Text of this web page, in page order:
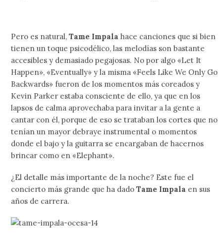
Pero es natural,Tame Impala hace canciones que si bien
tienen un toque psicodélico, las melodías son bastante
accesibles y demasiado pegajosas. No por algo «Let It
Happen», «Eventually» y la misma «Feels Like We Only Go
Backwards» fueron de los momentos más coreados y
Kevin Parker estaba consciente de ello, ya que en los
lapsos de calma aprovechaba para invitar a la gente a
cantar con él, porque de eso se trataban los cortes que no
tenían un mayor debraye instrumental o momentos
donde el bajo y la guitarra se encargaban de hacernos
brincar como en «Elephant».
¿El detalle más importante de la noche? Este fue el
concierto más grande que ha dadoTame Impala en sus
años de carrera.